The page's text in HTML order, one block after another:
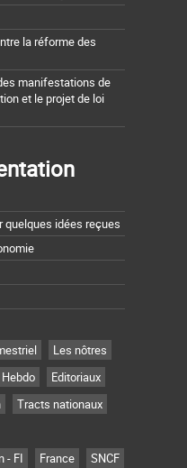
la réforme des
manifestations de
et le projet de loi
quelques idées reçues
Les nôtres
Editoriaux
Tracts nationaux
- FI France
SNCF